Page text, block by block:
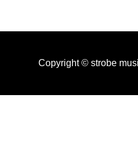
Copyright © strobe